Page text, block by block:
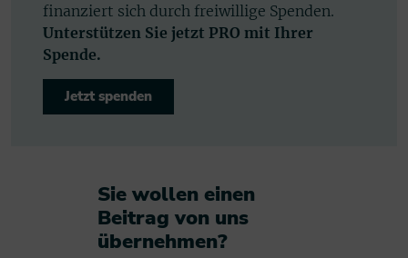
finanziert sich durch freiwillige Spenden.
Unterstützen Sie jetzt PRO mit Ihrer
Spende.
Jetzt spenden
Sie wollen einen
Beitrag von uns
übernehmen?​